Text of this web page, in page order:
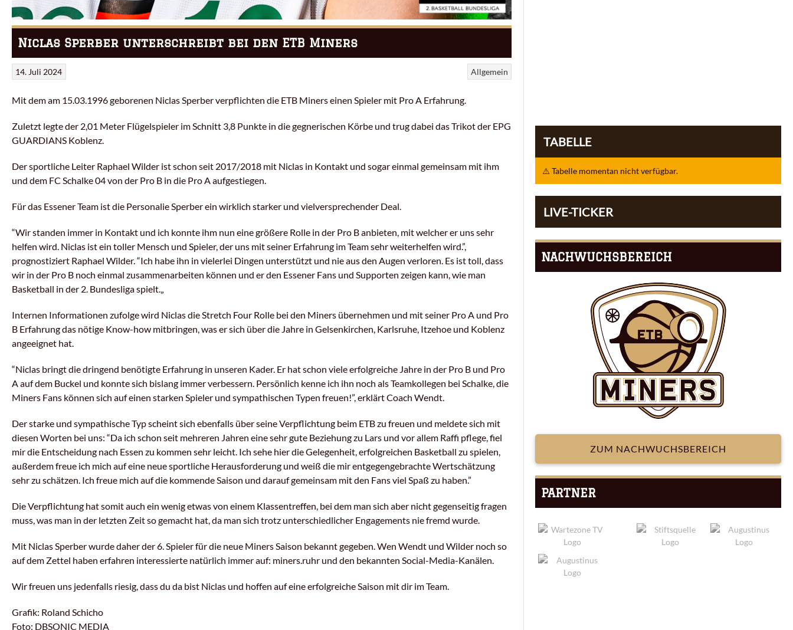
Niclas Sperber unterschreibt bei den ETB Miners
Allgemein
14. Juli 2024
Mit dem am 15.03.1996 geborenen Niclas Sperber verpflichten die ETB Miners einen Spieler mit Pro A Erfahrung.
Zuletzt legte der 2,01 Meter Flügelspieler im Schnitt 3,8 Punkte in die gegnerischen Körbe und trug dabei das Trikot der EPG
GUARDIANS Koblenz.
Der sportliche Leiter Raphael Wilder ist schon seit 2017/2018 mit Niclas in Kontakt und sogar einmal gemeinsam mit ihm
und dem FC Schalke 04 von der Pro B in die Pro A aufgestiegen.
Für das Essener Team ist die Personalie Sperber ein wirklich starker und vielversprechender Deal.
“Wir standen immer in Kontakt und ich konnte ihm nun eine größere Rolle in der Pro B anbieten, mit welcher er uns sehr
helfen wird. Niclas ist ein toller Mensch und Spieler, der uns mit seiner Erfahrung im Team sehr weiterhelfen wird.”,
prognostiziert Raphael Wilder. “Ich habe ihn in vielerlei Dingen unterstützt und nie aus den Augen verloren. Es ist toll, dass
wir in der Pro B noch einmal zusammenarbeiten können und er den Essener Fans und Supporten zeigen kann, wie man
Basketball in der 2. Bundesliga spielt.
Internen Informationen zufolge wird Niclas die Stretch Four Rolle bei den Miners übernehmen und mit seiner Pro A und Pro
B Erfahrung das nötige Know-how mitbringen, was er sich über die Jahre in Gelsenkirchen, Karlsruhe, Itzehoe und Koblenz
angeeignet hat.
“Niclas bringt die dringend benötigte Erfahrung in unseren Kader. Er hat schon viele erfolgreiche Jahre in der Pro B und Pro
A auf dem Buckel und konnte sich bislang immer verbessern. Persönlich kenne ich ihn noch als Teamkollegen bei Schalke, die
Miners Fans können sich auf einen starken Spieler und sympathischen Typen freuen!”, erklärt Coach Wendt.
Der starke und sympathische Typ scheint sich ebenfalls über seine Verpflichtung beim ETB zu freuen und meldete sich mit
diesen Worten bei uns: “Da ich schon seit mehreren Jahren eine sehr gute Beziehung zu Lars und vor allem Raffi pflege, fiel
mir die Entscheidung nach Essen zu kommen sehr leicht. Ich sehe hier die Gelegenheit, erfolgreichen Basketball zu spielen,
außerdem freue ich mich auf eine neue sportliche Herausforderung und weiß die mir entgegengebrachte Wertschätzung
sehr zu schätzen. Ich freue mich auf die kommende Saison und darauf gemeinsam mit den Fans viel Spaß zu haben.”
Die Verpflichtung hat somit auch ein wenig etwas von einem Klassentreffen, bei dem man sich aber nicht gegenseitig fragen
muss, was man in der letzten Zeit so gemacht hat, da man sich trotz unterschiedlicher Engagements nie fremd wurde.
Mit Niclas Sperber wurde daher der 6. Spieler für die neue Miners Saison bekannt gegeben. Wen Wendt und Wilder noch so
auf dem Zettel haben erfahren interessierte natürlich immer auf: miners.ruhr und den bekannten Social-Media-Kanälen.
Wir freuen uns jedenfalls riesig, dass du da bist Niclas und hoffen auf eine erfolgreiche Saison mit dir im Team.
Grafik: Roland Schicho
Foto: DBSONIC MEDIA
TABELLE
⚠️ Tabelle momentan nicht verfügbar.
LIVE-TICKER
NACHWUCHSBEREICH
ZUM NACHWUCHSBEREICH
PARTNER